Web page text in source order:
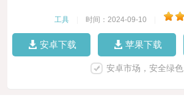
工具 时间：2024-09-10
安卓下载 苹果下载
安卓市场，安全绿色